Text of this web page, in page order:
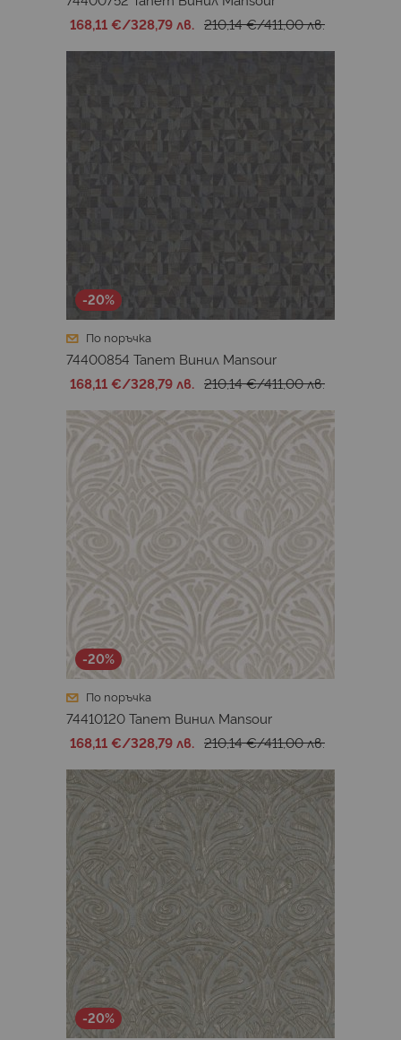
168,11 €/328,79 лв. 210,14 €/411,00 лв.
-20%
По поръчка
74400854 Тапет Винил Mansour
168,11 €/328,79 лв. 210,14 €/411,00 лв.
-20%
По поръчка
74410120 Тапет Винил Mansour
168,11 €/328,79 лв. 210,14 €/411,00 лв.
-20%